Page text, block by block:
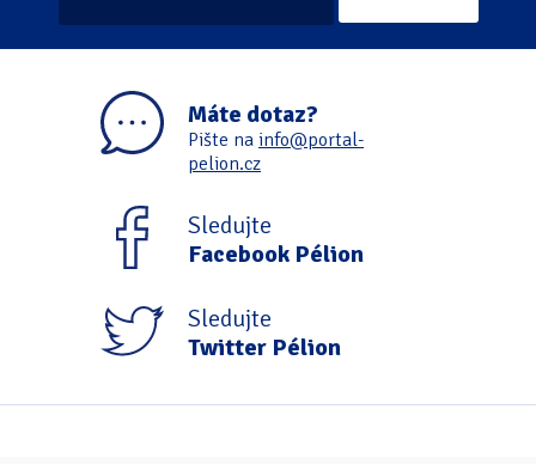
Máte dotaz?
Pište na info@portal-
pelion.cz
Sledujte
Facebook Pélion
Sledujte
Twitter Pélion